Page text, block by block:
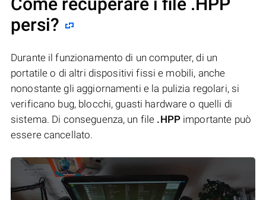
persi?
Durante il funzionamento di un computer, di un
portatile o di altri dispositivi fissi e mobili, anche
nonostante gli aggiornamenti e la pulizia regolari, si
verificano bug, blocchi, guasti hardware o quelli di
sistema. Di conseguenza, un file .HPPimportante può
essere cancellato.